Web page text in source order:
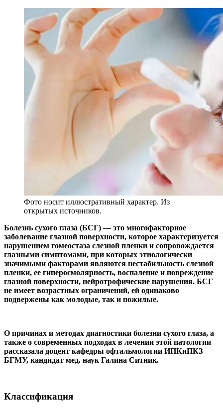
Фото носит иллюстративный характер. Из
открытых источников.
Болезнь сухого глаза (БСГ) — это многофакторное
заболевание глазной поверхности, которое характеризуется
нарушением гомеостаза слезной пленки и сопровождается
глазными симптомами, при которых этиологически
значимыми факторами являются нестабильность слезной
пленки, ее гиперосмолярность, воспаление и повреждение
глазной поверхности, нейротрофические нарушения. БСГ
не имеет возрастных ограничений, ей одинаково
подвержены как молодые, так и пожилые.
О причинах и методах диагностики болезни сухого глаза, а
также о современных подходах в лечении этой патологии
рассказала доцент кафедры офтальмологии ИПКиПКЗ
БГМУ, кандидат мед. наук Галина Ситник.
Классификация